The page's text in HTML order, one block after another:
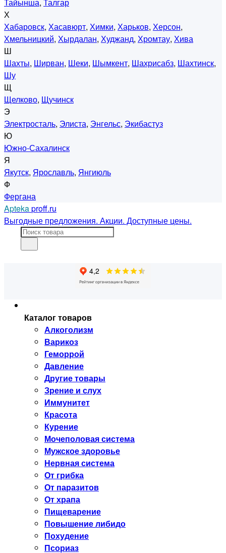
Х
Хабаровск, Хасавюрт, Химки, Харьков, Херсон,
Хмельницкий, Хырдалан, Худжанд, Хромтау, Хива
Ш
Шахты, Ширван, Шеки, Шымкент, Шахрисабз, Шахтинск,
Шу
Щ
Щелково, Щучинск
Э
Электросталь, Элиста, Энгельс, Экибастуз
Ю
Южно-Сахалинск
Я
Якутск, Ярославль, Янгиюль
Ф
Фергана
Aptekaproff.ru
Выгодные предложения. Акции. Доступные цены.
Каталог товаров
Алкоголизм
Варикоз
Геморрой
Давление
Другие товары
Зрение и слух
Иммунитет
Красота
Курение
Мочеполовая система
Мужское здоровье
Нервная система
От грибка
От паразитов
От храпа
Пищеварение
Повышение либидо
Похудение
Псориаз